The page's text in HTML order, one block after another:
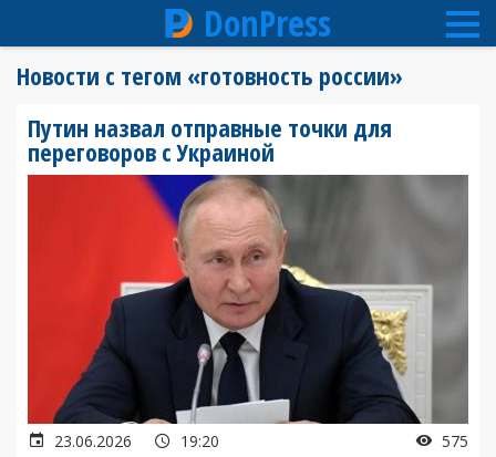
содержанию
DonPress
Новости с тегом «готовность россии»
Путин назвал отправные точки для
переговоров с Украиной
23.06.2026 19:20 575